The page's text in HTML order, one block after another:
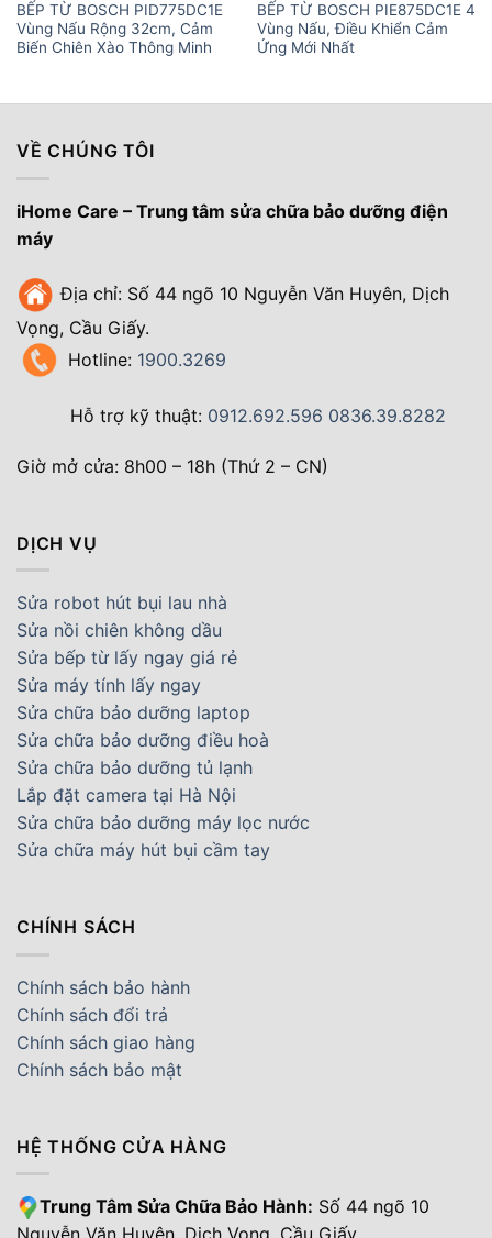
BẾP TỪ BOSCH PID775DC1E
Vùng Nấu Rộng 32cm, Cảm
Biến Chiên Xào Thông Minh
BẾP TỪ BOSCH PIE875DC1E 4
Vùng Nấu, Điều Khiển Cảm
Ứng Mới Nhất
VỀ CHÚNG TÔI
iHome Care – Trung tâm sửa chữa bảo dưỡng điện
máy
Địa chỉ: Số 44 ngõ 10 Nguyễn Văn Huyên, Dịch
Vọng, Cầu Giấy.
Hotline: 1900.3269
Hỗ trợ kỹ thuật: 0912.692.596 0836.39.8282
Giờ mở cửa: 8h00 – 18h (Thứ 2 – CN)
DỊCH VỤ
Sửa robot hút bụi lau nhà
Sửa nồi chiên không dầu
Sửa bếp từ lấy ngay giá rẻ
Sửa máy tính lấy ngay
Sửa chữa bảo dưỡng laptop
Sửa chữa bảo dưỡng điều hoà
Sửa chữa bảo dưỡng tủ lạnh
Lắp đặt camera tại Hà Nội
Sửa chữa bảo dưỡng máy lọc nước
Sửa chữa máy hút bụi cầm tay
CHÍNH SÁCH
Chính sách bảo hành
Chính sách đổi trả
Chính sách giao hàng
Chính sách bảo mật
HỆ THỐNG CỬA HÀNG
Trung Tâm Sửa Chữa Bảo Hành: Số 44 ngõ 10